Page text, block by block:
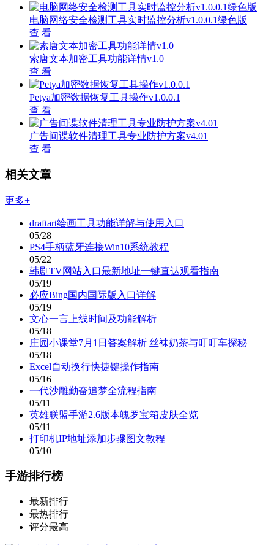
电脑网络安全检测工具实时监控分析v1.0.0.1绿色版
查 看
索唐文本加密工具功能详情v1.0
查 看
Petya加密数据恢复工具操作v1.0.0.1
查 看
广告间谍软件清理工具专业防护方案v4.01
查 看
相关文章
更多+
draftart绘画工具功能详解与使用入口
05/28
PS4手柄蓝牙连接Win10系统教程
05/22
韩剧TV网站入口最新地址一键直达观看指南
05/19
必应Bing国内国际版入口详解
05/19
文心一言上线时间及功能解析
05/18
庄园小课堂7月1日答案解析 丝袜奶茶与叮叮车探秘
05/18
Excel自动换行快捷键操作指南
05/16
一代沙雕勤奋追梦全流程指南
05/11
英雄联盟手游2.6版本魄罗宝箱皮肤全览
05/11
打印机IP地址添加步骤图文教程
05/10
手游排行榜
最新排行
最热排行
评分最高